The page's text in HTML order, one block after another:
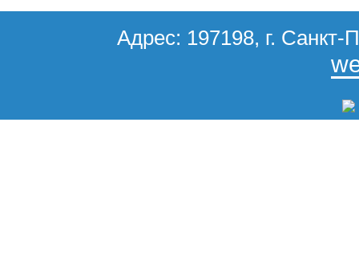
Адрес: 197198, г. Санкт-